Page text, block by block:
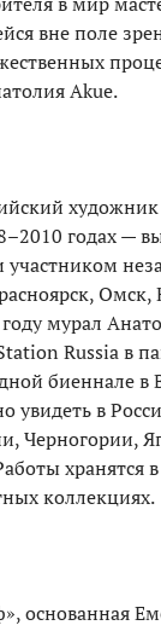
вне поле
Akue.
годах —
участником
Омск,
мурал
Russia в
биеннале в
увидеть в
Черногории,
хранятся
коллекциях.
основанная